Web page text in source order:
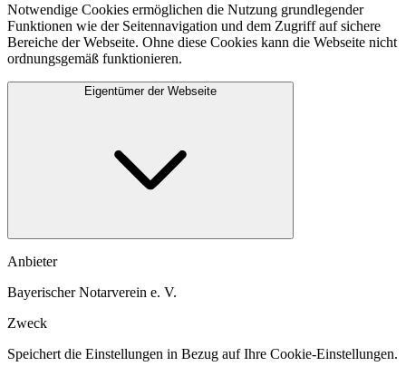
Notwendige Cookies ermöglichen die Nutzung grundlegender
Funktionen wie der Seitennavigation und dem Zugriff auf sichere
Bereiche der Webseite. Ohne diese Cookies kann die Webseite nicht
ordnungsgemäß funktionieren.
Eigentümer der Webseite
Anbieter
Bayerischer Notarverein e. V.
Zweck
Speichert die Einstellungen in Bezug auf Ihre Cookie-Einstellungen.​